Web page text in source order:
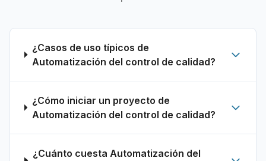
¿Casos de uso típicos de
Automatización del control de calidad?
¿Cómo iniciar un proyecto de
Automatización del control de calidad?
¿Cuánto cuesta Automatización del